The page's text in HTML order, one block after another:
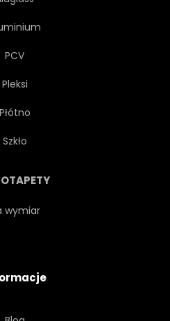
PCV
Pleksi
Płótno
Szkło
wymiar